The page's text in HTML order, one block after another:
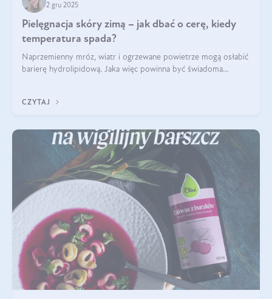
2 gru 2025
Pielęgnacja skóry zimą – jak dbać o cerę, kiedy
temperatura spada?
Naprzemienny mróz, wiatr i ogrzewane powietrze mogą osłabić
barierę hydrolipidową. Jaka więc powinna być świadoma
CZYTAJ